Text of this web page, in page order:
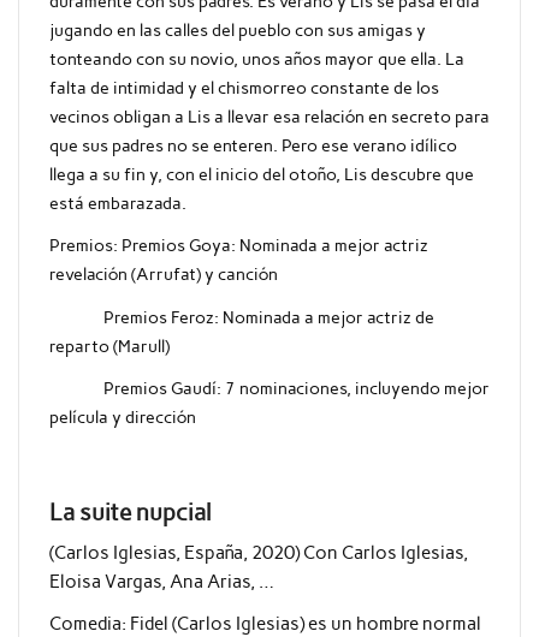
jugando en las calles del pueblo con sus amigas y
tonteando con su novio, unos años mayor que ella. La
falta de intimidad y el chismorreo constante de los
vecinos obligan a Lis a llevar esa relación en secreto para
que sus padres no se enteren. Pero ese verano idílico
llega a su fin y, con el inicio del otoño, Lis descubre que
está embarazada.
Premios: Premios Goya: Nominada a mejor actriz
revelación (Arrufat) y canción
Premios Feroz: Nominada a mejor actriz de
reparto (Marull)
Premios Gaudí: 7 nominaciones, incluyendo mejor
película y dirección
La suite nupcial
(Carlos Iglesias, España, 2020) Con Carlos Iglesias,
Eloisa Vargas, Ana Arias, …
Comedia: Fidel (Carlos Iglesias) es un hombre normal